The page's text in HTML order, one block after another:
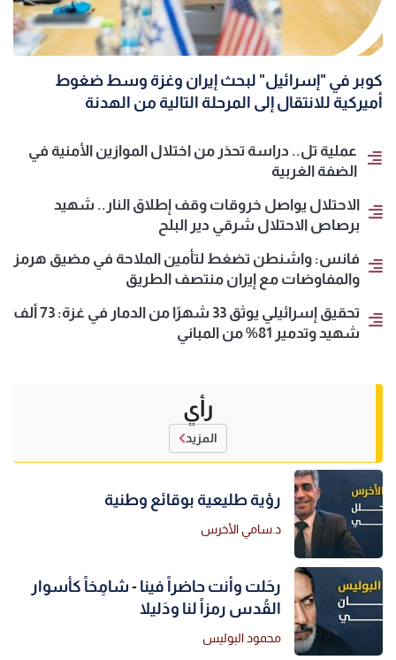
كوبر في "إسرائيل" لبحث إيران وغزة وسط ضغوط
أميركية للانتقال إلى المرحلة التالية من الهدنة
عملية تل.. دراسة تحذر من اختلال الموازين الأمنية في
الضفة الغربية
الاحتلال يواصل خروقات وقف إطلاق النار.. شهيد
برصاص الاحتلال شرقي دير البلح
فانس: واشنطن تضغط لتأمين الملاحة في مضيق هرمز
والمفاوضات مع إيران منتصف الطريق
تحقيق إسرائيلي يوثق 33 شهرًا من الدمار في غزة: 73 ألف
شهيد وتدمير 81% من المباني
رأي
المزيد
رؤية طليعية بوقائع وطنية
د.سامي الأخرس
رحَلت وأنت حاضراً فينا - شامِخاً كأسوار
القُدس رمزاً لنا ودَليلا
محمود البوليس